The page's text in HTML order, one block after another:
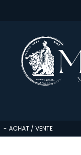
ACHAT / VENTE